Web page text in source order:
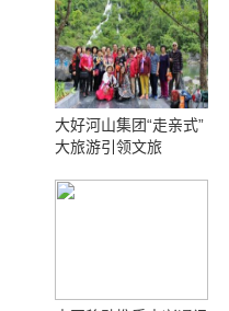
大好河山集团“走亲式”
大旅游引领文旅